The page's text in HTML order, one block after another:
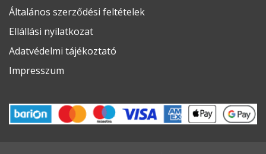
Általános szerződési feltételek
Ellállási nyilatkozat
Adatvédelmi tájékoztató
Impresszum